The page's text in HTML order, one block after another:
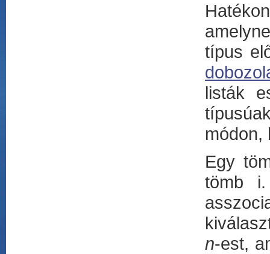
típus
listák
módon,
Egy
tömb i.
n-est,